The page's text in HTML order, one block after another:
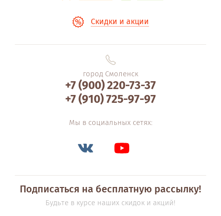
Скидки и акции
город Смоленск
+7 (900) 220-73-37
+7 (910) 725-97-97
Мы в социальных сетях:
Подписаться на бесплатную рассылку!
Будьте в курсе наших скидок и акций!